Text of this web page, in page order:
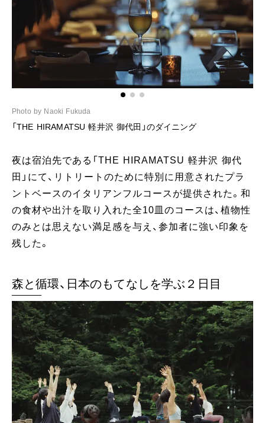
Photo by Naoki Fukuda
「THE HIRAMATSU 軽井沢 御代田」のダイニング
夜は宿泊先である「THE HIRAMATSU 軽井沢 御代
田」にて、リトリートのために特別に用意されたプラ
ントベースのイタリアンフルコースが提供された。和
の食材や出汁を取り入れた全10皿のコースは、植物性
のみとは思えない満足感を与え、参加者に強い印象を
残した。
森と循環、日本のもてなしを学ぶ２日目